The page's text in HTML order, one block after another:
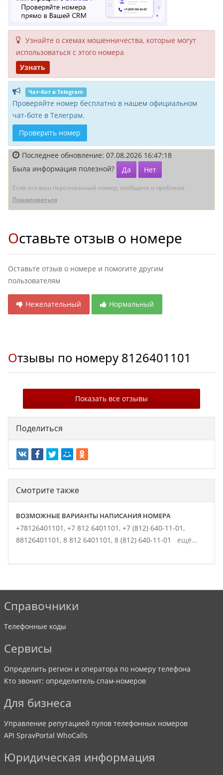
Узнайте о схемах мошенни­чества, кото­рые могут
исполь­зоваться с этого номера
Узнать
Чат-бот в Telegram
Проверяйте номер бесплатно в нашем официальном
чат-боте в Телеграм.
Проверить номер
Последнее обновление: 07.08.2026 16:47:18
Была информация полезной?
Да Нет
Если это ваш персональный номер, сообщите о проблеме
Пожаловаться
Оставьте отзыв о номере
Оставьте отзыв о номере и помогите другим
пользователям
Нежелательный Нормальный
Отзывы по номеру 8126401101
Показать все отзывы
Поделиться
Смотрите также
ВОЗМОЖНЫЕ ВАРИАНТЫ НАПИСАНИЯ НОМЕРА
+78126401101, +7 812 6401101, +7 (812) 640-11-01,
88126401101, 8 812 6401101, 8 (812) 640-11-01 ещё...
Справочники
Телефонные коды
Сервисы
Определить регион и оператора по номеру телефона
Кто звонит: определитель спам-номеров
Для бизнеса
Управление репутацией пулов телефонных номеров
API SpravPortal WhoCalls
Юридическая информация